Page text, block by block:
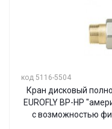
код 5116-5504
Кран дисковый
EUROFLY ВР-НР
с возможностью